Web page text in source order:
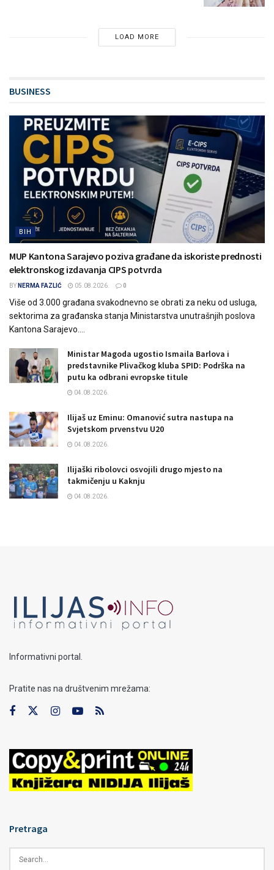
LOAD MORE
BUSINESS
BIH
MUP Kantona Sarajevo poziva građane da iskoriste prednosti
elektronskog izdavanja CIPS potvrda
BY NERMA FAZLIĆ 05.08.2026. 0
Više od 3.000 građana svakodnevno se obrati za neku od usluga,
sektorima za građanska stanja Ministarstva unutrašnjih poslova
Kantona Sarajevo....
Ministar Magoda ugostio Ismaila Barlova i
predstavnike Plivačkog kluba SPID: Podrška na
putu ka odbrani evropske titule
04.08.2026.
Ilijaš uz Eminu: Omanović sutra nastupa na
Svjetskom prvenstvu U20
04.08.2026.
Ilijaški ribolovci osvojili drugo mjesto na
takmičenju u Kaknju
04.08.2026.
Informativni portal.
Pratite nas na društvenim mrežama:
Pretraga